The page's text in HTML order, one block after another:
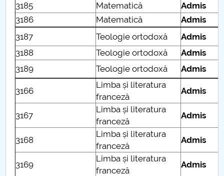
3185
Matematică
Admis
3186
Matematică
Admis
3187
Teologie ortodoxă
Admis
3188
Teologie ortodoxă
Admis
3189
Teologie ortodoxă Admis
3166
Limba și literatura
franceză
Admis
3167
Limba și literatura
franceză
Admis
3168
Limba și literatura
franceză
Admis
3169
Limba și literatura
franceză
Admis